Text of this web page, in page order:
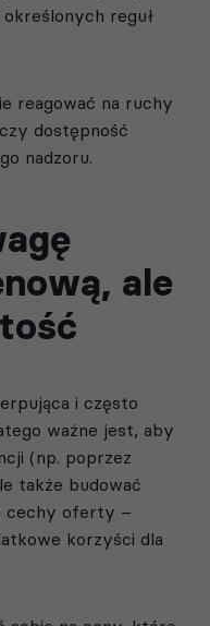
reguł
reagować na ruchy
dostępność
nadzoru.
ale
i często
ważne jest, aby
(np. poprzez
także budować
cechy oferty –
korzyści dla